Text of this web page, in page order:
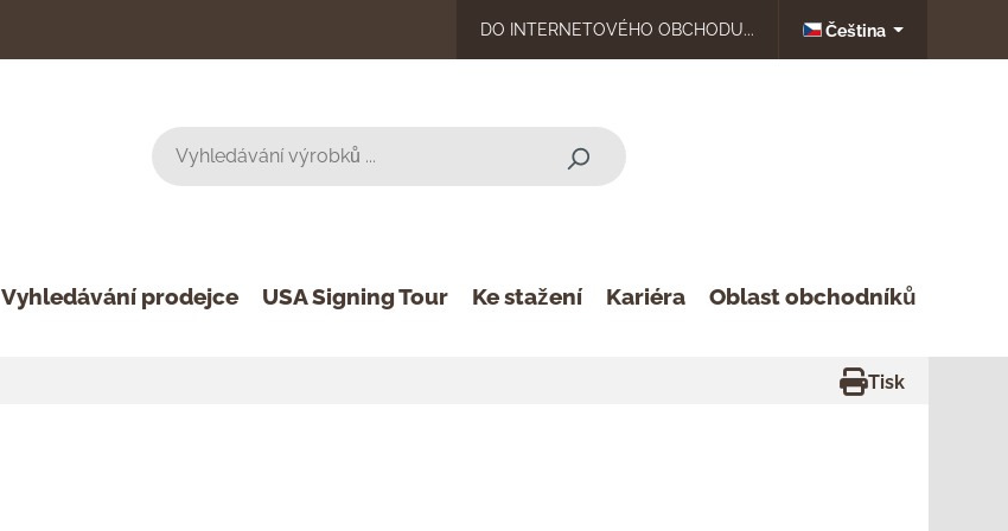
DO INTERNETOVÉHO OBCHODU... Čeština
Vyhledávání prodejce USA Signing Tour Ke stažení Kariéra Oblast obchodníků
Tisk